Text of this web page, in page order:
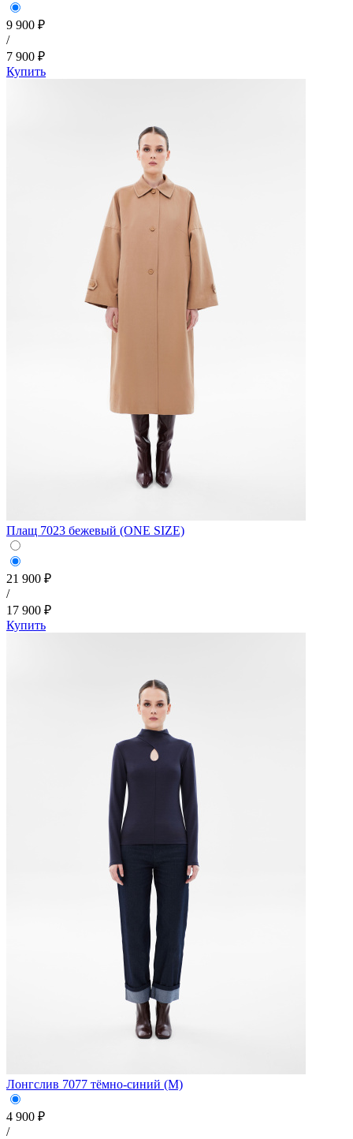
9 900 ₽
/
7 900 ₽
Купить
Плащ 7023 бежевый (ONE SIZE)
21 900 ₽
/
17 900 ₽
Купить
Лонгслив 7077 тёмно-синий (M)
4 900 ₽
/